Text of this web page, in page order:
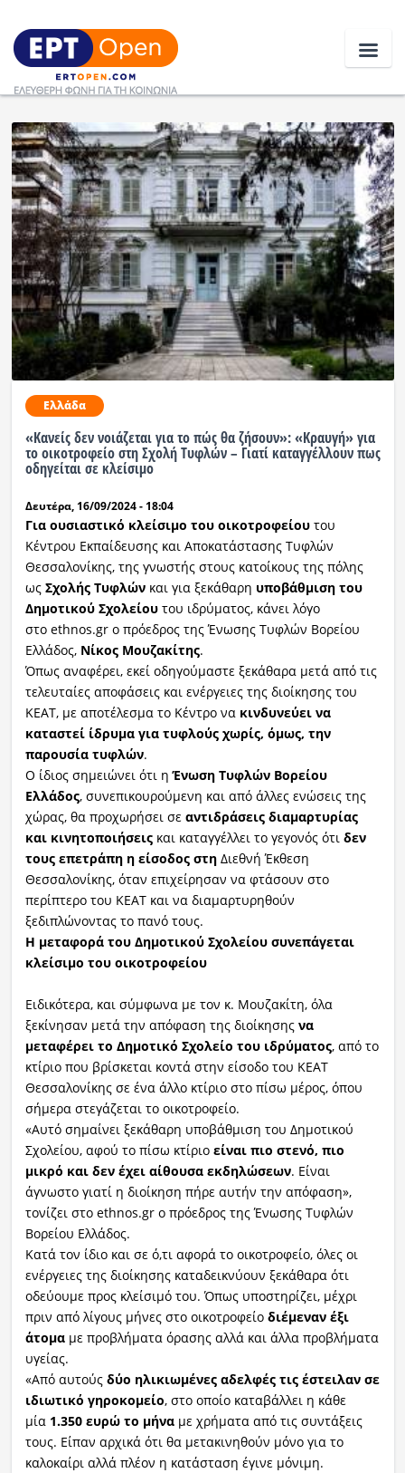
Ειδήσεις
Ελλάδα
Κοινωνία
Πολιτική
Οικονομία
Αθλητικά
Κόσμος
Ραδιόφωνο LIVE
Εκπομπές
Πολιτισμός
Ελλάδα
«Κανείς δεν νοιάζεται για το πώς θα ζήσουν»: «Κραυγή» για
το οικοτροφείο στη Σχολή Τυφλών – Γιατί καταγγέλλουν πως
οδηγείται σε κλείσιμο
Δευτέρα, 16/09/2024 - 18:04
Για ουσιαστικό κλείσιμο του οικοτροφείουτου
Κέντρου Εκπαίδευσης και Αποκατάστασης Τυφλών
Θεσσαλονίκης, της γνωστής στους κατοίκους της πόλης
ωςΣχολής Τυφλώνκαι για ξεκάθαρη υποβάθμιση του
Δημοτικού Σχολείουτου ιδρύματος, κάνει λόγο
στο ethnos.gr ο πρόεδρος της Ένωσης Τυφλών Βορείου
Ελλάδος, Νίκος Μουζακίτης.
Όπως αναφέρει, εκεί οδηγούμαστε ξεκάθαρα μετά από τις
τελευταίες αποφάσεις και ενέργειες της διοίκησης του
ΚΕΑΤ, με αποτέλεσμα το Κέντρο να κινδυνεύει να
καταστεί ίδρυμα για τυφλούς χωρίς, όμως, την
παρουσία τυφλών.
Ο ίδιος σημειώνει ότι η Ένωση Τυφλών Βορείου
Ελλάδος, συνεπικουρούμενη και από άλλες ενώσεις της
χώρας, θα προχωρήσει σε αντιδράσεις διαμαρτυρίας
και κινητοποιήσειςκαι καταγγέλλει το γεγονός ότι δεν
τους επετράπη η είσοδος στηΔιεθνή Έκθεση
Θεσσαλονίκης, όταν επιχείρησαν να φτάσουν στο
περίπτερο του ΚΕΑΤ και να διαμαρτυρηθούν
ξεδιπλώνοντας το πανό τους.
Η μεταφορά του Δημοτικού Σχολείου συνεπάγεται
κλείσιμο του οικοτροφείου
Ειδικότερα, και σύμφωνα με τον κ. Μουζακίτη, όλα
ξεκίνησαν μετά την απόφαση της διοίκησης να
μεταφέρει το Δημοτικό Σχολείο του ιδρύματος, από το
κτίριο που βρίσκεται κοντά στην είσοδο του ΚΕΑΤ
Θεσσαλονίκης σε ένα άλλο κτίριο στο πίσω μέρος, όπου
σήμερα στεγάζεται το οικοτροφείο.
«Αυτό σημαίνει ξεκάθαρη υποβάθμιση του Δημοτικού
Σχολείου, αφού το πίσω κτίριο είναι πιο στενό, πιο
μικρό και δεν έχει αίθουσα εκδηλώσεων. Είναι
άγνωστο γιατί η διοίκηση πήρε αυτήν την απόφαση»,
τονίζει στο ethnos.gr ο πρόεδρος της Ένωσης Τυφλών
Βορείου Ελλάδος.
Κατά τον ίδιο και σε ό,τι αφορά το οικοτροφείο, όλες οι
ενέργειες της διοίκησης καταδεικνύουν ξεκάθαρα ότι
οδεύουμε προς κλείσιμό του. Όπως υποστηρίζει, μέχρι
πριν από λίγους μήνες στο οικοτροφείο διέμεναν έξι
άτομαμε προβλήματα όρασης αλλά και άλλα προβλήματα
υγείας.
«Από αυτούς δύο ηλικιωμένες αδελφές τις έστειλαν σε
ιδιωτικό γηροκομείο, στο οποίο καταβάλλει η κάθε
μία 1.350 ευρώ το μήναμε χρήματα από τις συντάξεις
τους. Είπαν αρχικά ότι θα μετακινηθούν μόνο για το
καλοκαίρι αλλά πλέον η κατάσταση έγινε μόνιμη.